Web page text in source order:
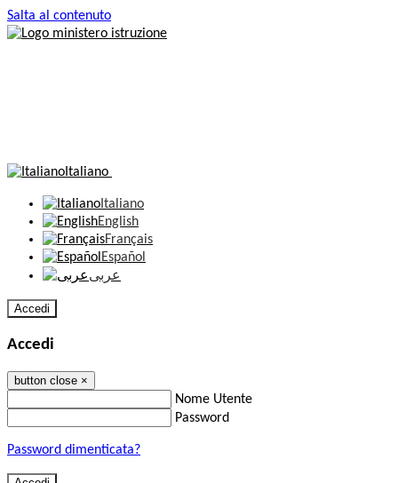
Salta al contenuto
Italiano
Italiano
English
Français
Español
عربى
Accedi
Accedi
button close ×
Nome Utente
Password
Password dimenticata?